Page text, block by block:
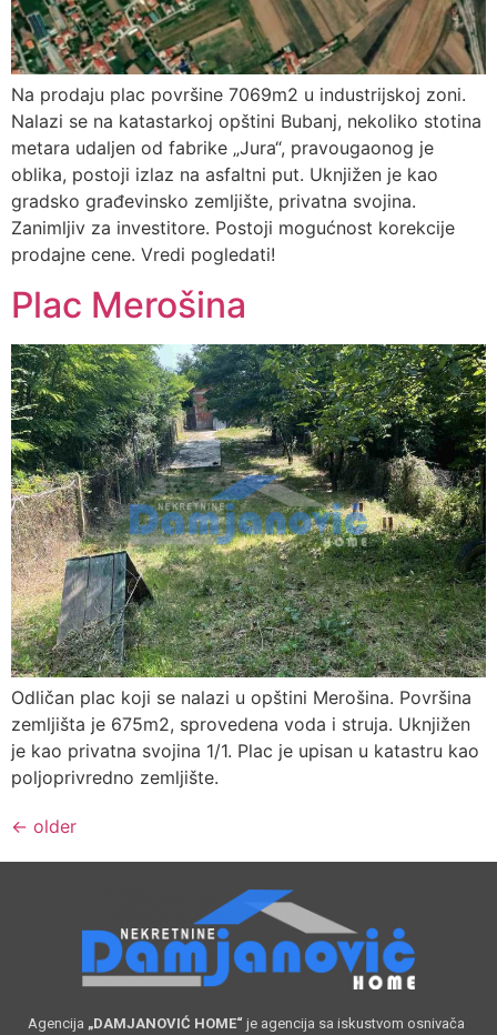
Na prodaju plac površine 7069m2 u industrijskoj zoni.
Nalazi se na katastarkoj opštini Bubanj, nekoliko stotina
metara udaljen od fabrike „Jura“, pravougaonog je
oblika, postoji izlaz na asfaltni put. Uknjižen je kao
gradsko građevinsko zemljište, privatna svojina.
Zanimljiv za investitore. Postoji mogućnost korekcije
prodajne cene. Vredi pogledati!
Plac Merošina
Odličan plac koji se nalazi u opštini Merošina. Površina
zemljišta je 675m2, sprovedena voda i struja. Uknjižen
je kao privatna svojina 1/1. Plac je upisan u katastru kao
poljoprivredno zemljište.
← older
Agencija „DAMJANOVIĆ HOME“ je agencija sa iskustvom osnivača